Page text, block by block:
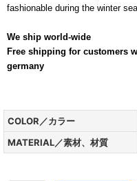
fashionable during the winter
We ship world-wide
Free shipping for customers
germany
COLOR／カラー
MATERIAL／素材、材質